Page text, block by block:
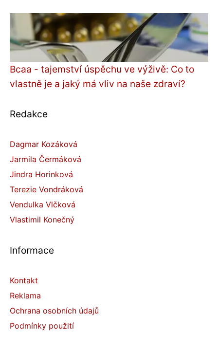
Bcaa - tajemství úspěchu ve výživě: Co to
vlastně je a jaký má vliv na naše zdraví?
Redakce
Dagmar Kozáková
Jarmila Čermáková
Jindra Horinková
Terezie Vondráková
Vendulka Vlčková
Vlastimil Konečný
Informace
Kontakt
Reklama
Ochrana osobních údajů
Podmínky použití